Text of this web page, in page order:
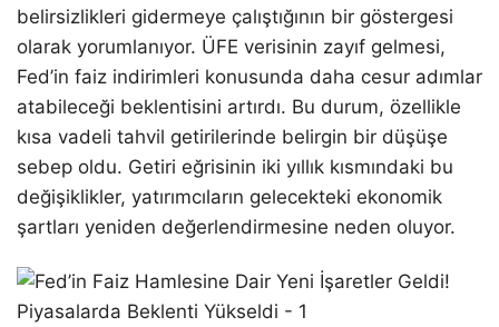
belirsizlikleri gidermeye çalıştığının bir göstergesi
olarak yorumlanıyor. ÜFE verisinin zayıf gelmesi,
Fed’in faiz indirimleri konusunda daha cesur adımlar
atabileceği beklentisini artırdı. Bu durum, özellikle
kısa vadeli tahvil getirilerinde belirgin bir düşüşe
sebep oldu. Getiri eğrisinin iki yıllık kısmındaki bu
değişiklikler, yatırımcıların gelecekteki ekonomik
şartları yeniden değerlendirmesine neden oluyor.